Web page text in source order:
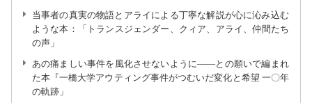
当事者の真実の物語とアライによる丁寧な解説が心に沁み込む
ような本：「トランスジェンダー、クィア、アライ、仲間たち
の声」
あの痛ましい事件を風化させないように――との願いで編まれ
た本『一橋大学アウティング事件がつむいだ変化と希望 一〇年
の軌跡」